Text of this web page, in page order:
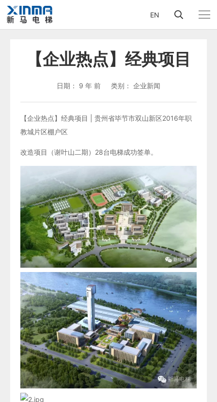
EN
【企业热点】经典项目
日期： 9 年 前 类别： 企业新闻
【企业热点】经典项目 | 贵州省毕节市双山新区2016年职
教城片区棚户区
改造项目（谢叶山二期）28台电梯成功签单。